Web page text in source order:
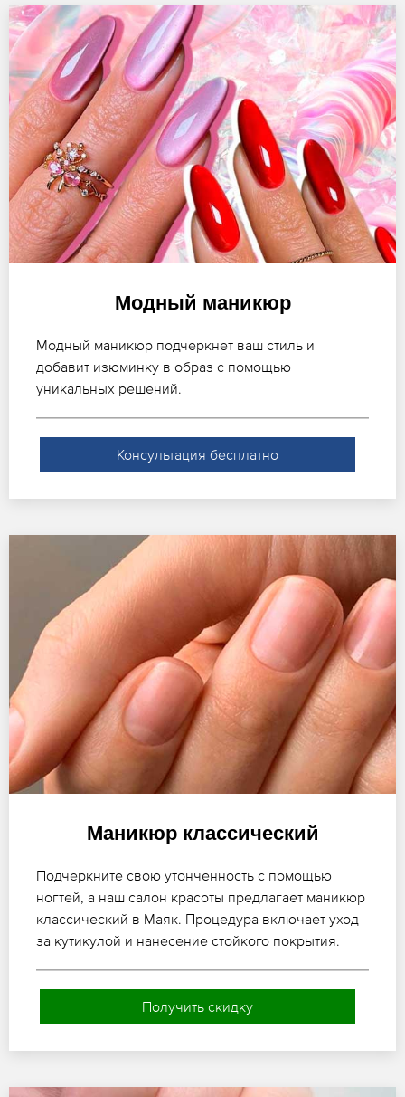
Модный маникюр
Модный маникюр подчеркнет ваш стиль и
добавит изюминку в образ с помощью
уникальных решений.
Консультация бесплатно
Маникюр классический
Подчеркните свою утонченность с помощью
ногтей, а наш салон красоты предлагает маникюр
классический в Маяк. Процедура включает уход
за кутикулой и нанесение стойкого покрытия.
Получить скидку